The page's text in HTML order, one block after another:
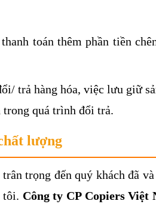
toán thêm phần tiền
trả hàng hóa, việc lưu giữ
trong quá trình đổi trả.
lượng
trọng đến quý khách đã và
tôi. Công ty CP Copiers Việt